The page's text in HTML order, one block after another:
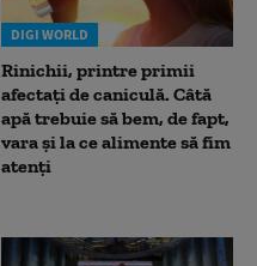
DIGI WORLD
Rinichii, printre primii
afectați de caniculă. Câtă
apă trebuie să bem, de fapt,
vara și la ce alimente să fim
atenți